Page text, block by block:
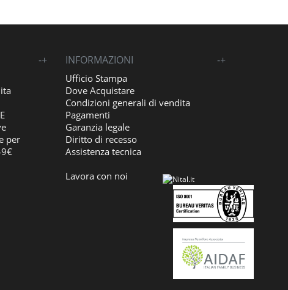
+
-
per
INFORMAZIONI +
-
Ufficio Stampa
Dove Acquistare
Condizioni generali di vendita
Pagamenti
Garanzia legale
Diritto di recesso
Assistenza tecnica
Lavora con noi